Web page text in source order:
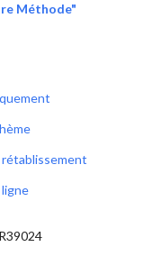
Méthode"
rétablissement